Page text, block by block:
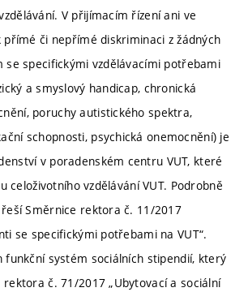
V přijímacím řízení ani ve
přímé či nepřímé diskriminaci z žádných
se specifickými vzdělávacími potřebami
a smyslový handicap, chronická
poruchy autistického spektra,
schopnosti, psychická onemocnění) je
v poradenském centru VUT, které
celoživotního vzdělávání VUT. Podrobně
Směrnice rektora č. 11/2017
se specifickými potřebami na VUT“.
funkční systém sociálních stipendií, který
rektora č. 71/2017 „Ubytovací a sociální